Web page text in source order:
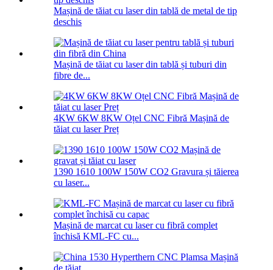
Mașină de tăiat cu laser din tablă de metal de tip
deschis
Mașină de tăiat cu laser din tablă și tuburi din
fibre de...
4KW 6KW 8KW Oțel CNC Fibră Mașină de
tăiat cu laser Preț
1390 1610 100W 150W CO2 Gravura și tăierea
cu laser...
Mașină de marcat cu laser cu fibră complet
închisă KML-FC cu...